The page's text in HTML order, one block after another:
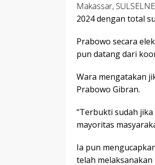
Makassar,
2024 dengan total
Prabowo secara
pun datang dari
Wara mengatakan
Prabowo Gibran.
“Terbukti sudah
mayoritas
Ia pun
telah